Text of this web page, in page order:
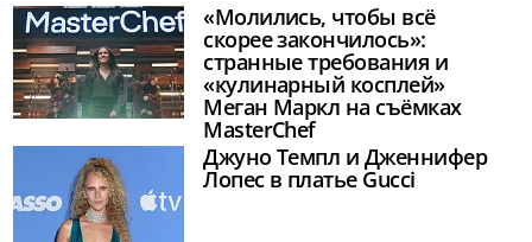
«Молились, чтобы всё
скорее закончилось»:
странные требования и
«кулинарный косплей»
Меган Маркл на съёмках
MasterChef
Джуно Темпл и Дженнифер
Лопес в платье Gucci